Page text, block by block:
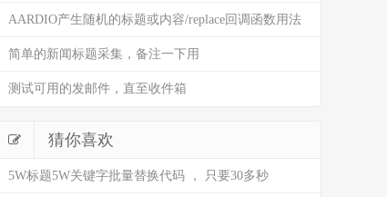
AARDIO产生随机的标题或内容/replace回调函数用法
简单的新闻标题采集，备注一下用
测试可用的发邮件，直至收件箱
猜你喜欢
5W标题5W关键字批量替换代码 ， 只要30多秒